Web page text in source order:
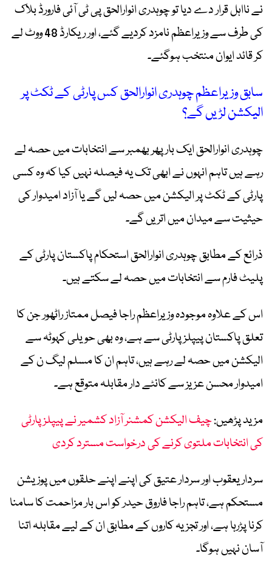
نے نااہل قرار دے دیا تو چوہدری انوارالحق پی ٹی آئی فارورڈ بلاک
کی طرف سے وزیراعظم نامزد کردیے گئے، اور ریکارڈ 48 ووٹ لے
کر قائد ایوان منتخب ہوگئے۔
سابق وزیراعظم چوہدری انوارالحق کس پارٹی کے ٹکٹ پر
الیکشن لڑیں گے؟
چوہدری انوارالحق ایک بار پھر بھمبر سے انتخابات میں حصہ لے
رہے ہیں تاہم انہوں نے ابھی تک یہ فیصلہ نہیں کیا کہ وہ کسی
پارٹی کے ٹکٹ پر الیکشن میں حصہ لیں گے یا آزاد امیدوار کی
حیثیت سے میدان میں اتریں گے۔
ذرائع کے مطابق چوہدری انوارالحق استحکام پاکستان پارٹی کے
پلیٹ فارم سے انتخابات میں حصہ لے سکتے ہیں۔
اس کے علاوہ موجودہ وزیراعظم راجا فیصل ممتاز راٹھور جن کا
تعلق پاکستان پیپلز پارٹی سے ہے، وہ بھی حویلی کہوٹہ سے
الیکشن میں حصہ لے رہے ہیں، تاہم ان کا مسلم لیگ ن کے
امیدوار محسن عزیز سے کانٹے دار مقابلہ متوقع ہے۔
مزید پڑھیں:چیف الیکشن کمشنر آزاد کشمیر نے پیپلز پارٹی
کی انتخابات ملتوی کرنے کی درخواست مسترد کردی
سردار یعقوب اور سردار عتیق کی اپنے اپنے حلقوں میں پوزیشن
مستحکم ہے، تاہم راجا فاروق حیدر کو اس بار مزاحمت کا سامنا
کرنا پڑرہا ہے، اور تجزیہ کاروں کے مطابق ان کے لیے مقابلہ اتنا
آسان نہیں ہوگا۔